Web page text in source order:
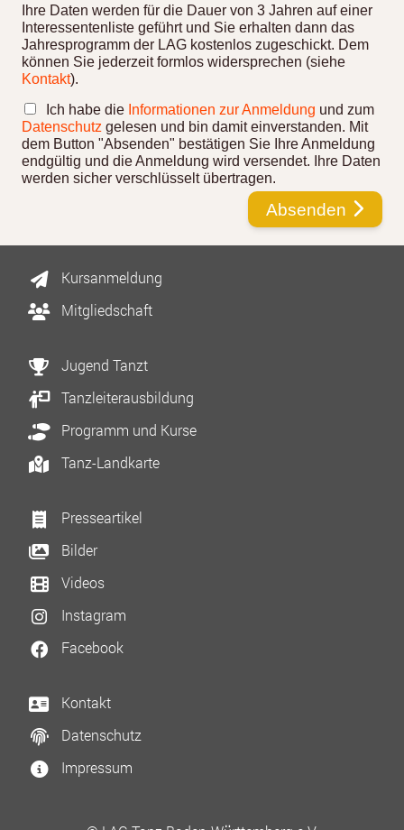
Ihre Daten werden für die Dauer von 3 Jahren auf einer
Interessentenliste geführt und Sie erhalten dann das
Jahresprogramm der LAG kostenlos zugeschickt. Dem
können Sie jederzeit formlos widersprechen (siehe
Kontakt).
Ich habe die Informationen zur Anmeldung und zum
Datenschutz gelesen und bin damit einverstanden. Mit
dem Button "Absenden" bestätigen Sie Ihre Anmeldung
endgültig und die Anmeldung wird versendet. Ihre Daten
werden sicher verschlüsselt übertragen.
Absenden
Kursanmeldung
Mitgliedschaft
Jugend Tanzt
Tanzleiterausbildung
Programm und Kurse
Tanz-Landkarte
Presseartikel
Bilder
Videos
Instagram
Facebook
Kontakt
Datenschutz
Impressum